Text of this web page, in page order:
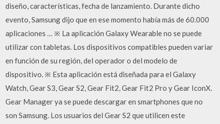
diseño, características, fecha de lanzamiento. Durante dicho
evento, Samsung dijo que en ese momento había más de 60.000
aplicaciones … ※ La aplicación Galaxy Wearable no se puede
utilizar con tabletas. Los dispositivos compatibles pueden variar
en función de su región, del operador o del modelo de
dispositivo. ※ Esta aplicación está diseñada para el Galaxy
Watch, Gear S3, Gear S2, Gear Fit2, Gear Fit2 Pro y Gear IconX.
Gear Manager ya se puede descargar en smartphones que no
son Samsung. Los usuarios del Gear S2 que utilicen este